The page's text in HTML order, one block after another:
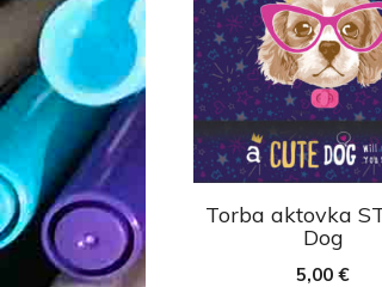
Torba aktovka
Dog
5,00€